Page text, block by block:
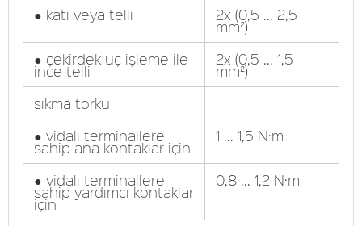
● katı veya telli
2x (0,5 ... 2,5
mm²)
● çekirdek uç işleme ile
ince telli
2x (0,5 ... 1,5
mm²)
sıkma torku
● vidalı terminallere
sahip ana kontaklar için
1 ... 1,5 N·m
● vidalı terminallere
sahip yardımcı kontaklar
için
0,8 ... 1,2 N·m